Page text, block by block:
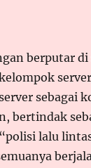
berputar
sebagai
bertindak
lalu